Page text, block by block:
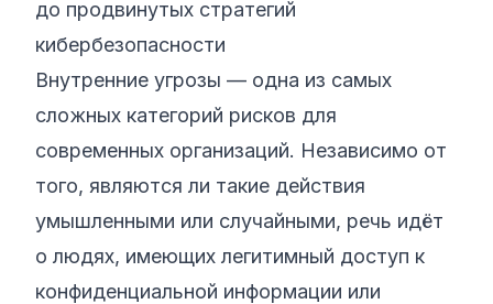
до продвинутых стратегий
кибербезопасности
Внутренние угрозы — одна из самых
сложных категорий рисков для
современных организаций. Независимо от
того, являются ли такие действия
умышленными или случайными, речь идёт
о людях, имеющих легитимный доступ к
конфиденциальной информации или